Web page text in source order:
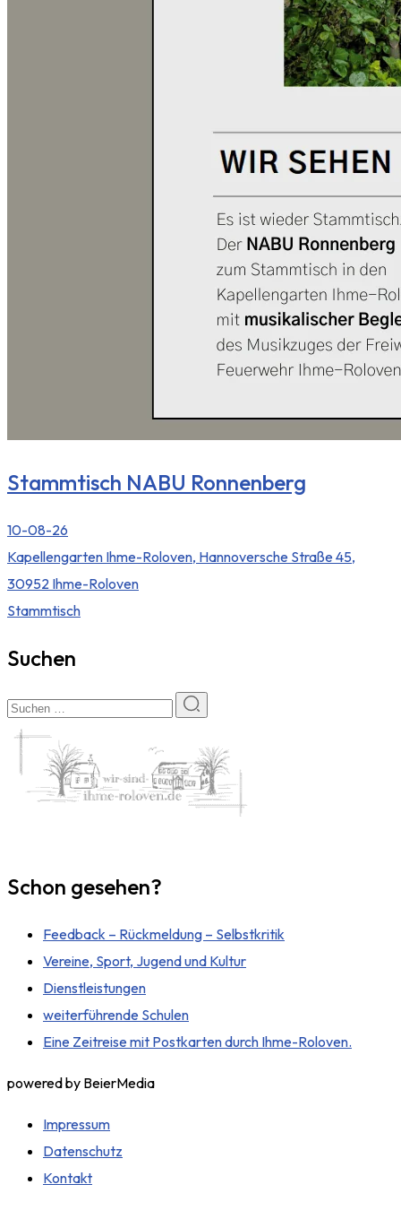
Stammtisch NABU Ronnenberg
10-08-26
Kapellengarten Ihme-Roloven, Hannoversche Straße 45,
30952 Ihme-Roloven
Stammtisch
Suchen
Schon gesehen?
Feedback – Rückmeldung – Selbstkritik
Vereine, Sport, Jugend und Kultur
Dienstleistungen
weiterführende Schulen
Eine Zeitreise mit Postkarten durch Ihme-Roloven.
powered by BeierMedia
Impressum
Datenschutz
Kontakt